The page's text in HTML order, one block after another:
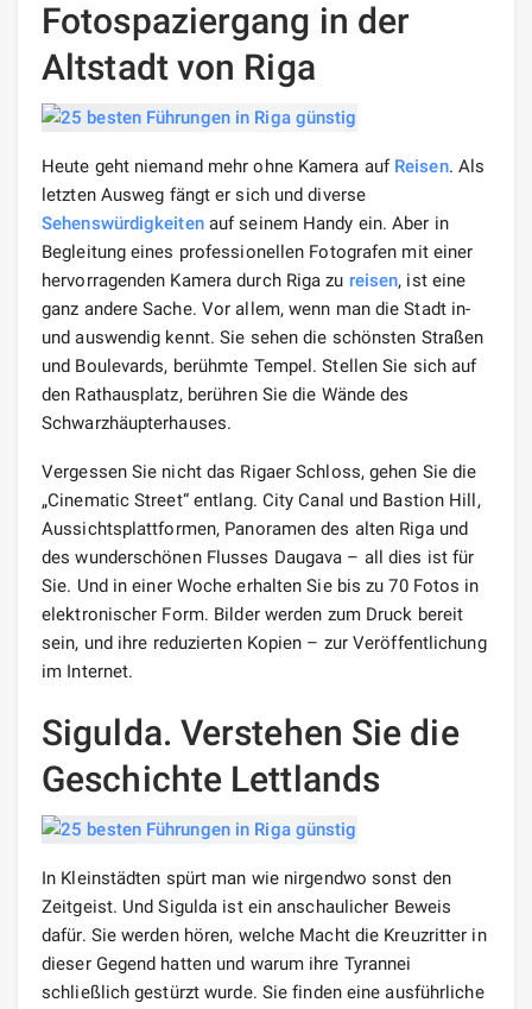
Fotospaziergang in der
Altstadt von Riga
Heute geht niemand mehr ohne Kamera auf Reisen. Als
letzten Ausweg fängt er sich und diverse
Sehenswürdigkeitenauf seinem Handy ein. Aber in
Begleitung eines professionellen Fotografen mit einer
hervorragenden Kamera durch Riga zu reisen, ist eine
ganz andere Sache. Vor allem, wenn man die Stadt in-
und auswendig kennt. Sie sehen die schönsten Straßen
und Boulevards, berühmte Tempel. Stellen Sie sich auf
den Rathausplatz, berühren Sie die Wände des
Schwarzhäupterhauses.
Vergessen Sie nicht das Rigaer Schloss, gehen Sie die
„Cinematic Street“ entlang. City Canal und Bastion Hill,
Aussichtsplattformen, Panoramen des alten Riga und
des wunderschönen Flusses Daugava – all dies ist für
Sie. Und in einer Woche erhalten Sie bis zu 70 Fotos in
elektronischer Form. Bilder werden zum Druck bereit
sein, und ihre reduzierten Kopien – zur Veröffentlichung
im Internet.
Sigulda. Verstehen Sie die
Geschichte Lettlands
In Kleinstädten spürt man wie nirgendwo sonst den
Zeitgeist. Und Sigulda ist ein anschaulicher Beweis
dafür. Sie werden hören, welche Macht die Kreuzritter in
dieser Gegend hatten und warum ihre Tyrannei
schließlich gestürzt wurde. Sie finden eine ausführliche